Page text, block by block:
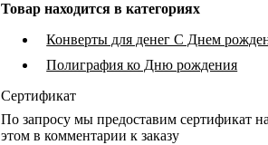
Товар находится в категориях
Конверты для денег С Днем
Полиграфия ко Дню рождения
Сертификат
По запросу мы предоставим сертификат
этом в комментарии к заказу